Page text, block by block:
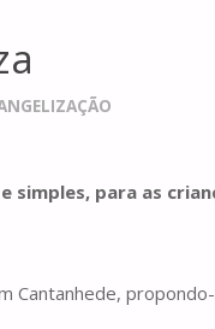
para as
Cantanhede,